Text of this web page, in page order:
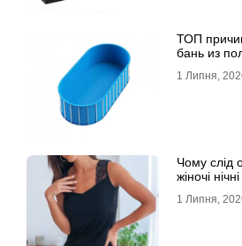
ТОП
бань из
1 Липня,
Чому слід
жіночі
1 Липня,